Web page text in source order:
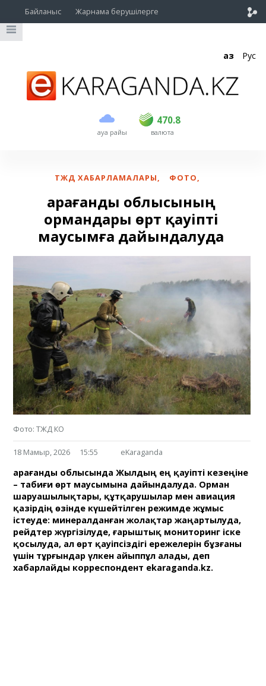
Байланыс Жарнама берушілерге
Қаз Рус
ауа райы
470.8
USD 468.5 470.8
EUR валюта
ТЖД ХАБАРЛАМАЛАРЫ, ФОТО,
Қарағанды облысының
ормандары өрт қауіпті
маусымға дайындалуда
Фото: ТЖД КО
18 Мамыр, 2026 15:55 eKaraganda
Қарағанды облысында Жылдың ең қауіпті кезеңіне
– табиғи өрт маусымына дайындалуда. Орман
шаруашылықтары, құтқарушылар мен авиация
қазірдің өзінде күшейтілген режимде жұмыс
істеуде: минералданған жолақтар жаңартылуда,
рейдтер жүргізілуде, ғарыштық мониторинг іске
қосылуда, ал өрт қауіпсіздігі ережелерін бұзғаны
үшін тұрғындар үлкен айыппұл алады, деп
хабарлайды корреспондент ekaraganda.kz.